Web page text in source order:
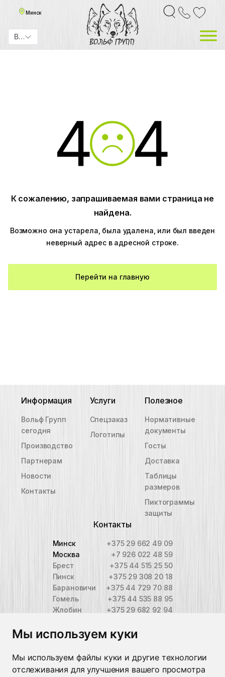
Мы используем куки
Мы используем файлы куки и другие технологии
отслеживания для улучшения вашего просмотра
Минск
BYN
К сожалению, запрашиваемая вами страница не
найдена.
Возможно она устарела, была удалена, или был введен
неверный адрес в адресной строке.
Перейти на главную
Информация
Вольф Групп
сегодня
Производство
Партнерам
Новости
Контакты
Услуги
Спецзаказ
Логотипы
Полезное
Нормативные
документы
Госты
Доставка
Таблицы
размеров
Пиктограммы
защиты
Контакты
Минск
+375 29 662 49 09
Москва
+7 926 022 48 59
Брест
+375 44 515 25 50
Пинск
+375 29 308 20 18
Барановичи
+375 44 729 70 88
Гомель
+375 44 535 88 95
Жлобин
+375 29 682 92 94
Бобруйск
+375 29 246 55 56
+375 222 24 80 17
Витебск
+375 212 36 07 87
Гродно
+375 44 513 13 89